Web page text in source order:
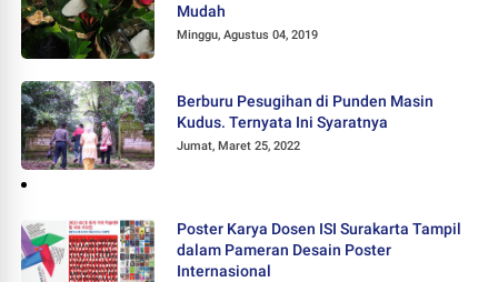
Mudah
Minggu, Agustus 04, 2019
Berburu Pesugihan di Punden Masin
Kudus. Ternyata Ini Syaratnya
Jumat, Maret 25, 2022
Poster Karya Dosen ISI Surakarta Tampil
dalam Pameran Desain Poster
Internasional